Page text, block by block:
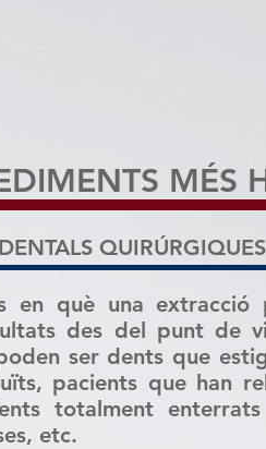
MÉS
QUIRÚRGIQUES
en què una extracció
des del punt de
ser dents que
pacients que han
totalment
etc.